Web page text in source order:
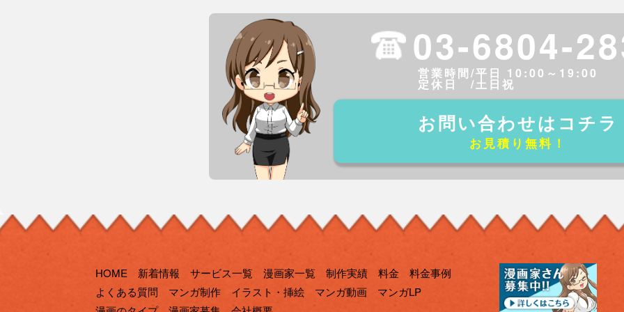
03-6804-
営業時間/平日 10:00～19:00
定休日 /土日祝
お問い合わせはコチラ
お見積り無料！
HOME 新着情報 サービス一覧 漫画家一覧 制作実績 料金
料金事例
よくある質問
マンガ制作 イラスト・挿絵 マンガ動画
マンガLP